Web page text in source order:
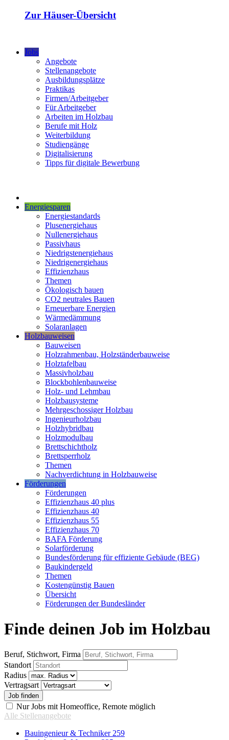
Zur Häuser-Übersicht
Jobs
Angebote
Stellenangebote
Ausbildungsplätze
Praktikas
Firmen/Arbeitgeber
Für Arbeitgeber
Arbeiten im Holzbau
Berufe mit Holz
Weiterbildung
Studiengänge
Digitalisierung
Tipps für digitale Bewerbung
Energiesparen
Energiestandards
Plusenergiehaus
Nullenergiehaus
Passivhaus
Niedrigstenergiehaus
Niedrigenergiehaus
Effizienzhaus
Themen
Ökologisch bauen
CO2 neutrales Bauen
Erneuerbare Energien
Wärmedämmung
Solaranlagen
Holzbauweisen
Bauweisen
Holzrahmenbau, Holzständerbauweise
Holztafelbau
Massivholzbau
Blockbohlenbauweise
Holz- und Lehmbau
Holzbausysteme
Mehrgeschossiger Holzbau
Ingenieurholzbau
Holzhybridbau
Holzmodulbau
Brettschichtholz
Brettsperrholz
Themen
Nachverdichtung in Holzbauweise
Förderungen
Förderungen
Effizienzhaus 40 plus
Effizienzhaus 40
Effizienzhaus 55
Effizienzhaus 70
BAFA Förderung
Solarförderung
Bundesförderung für effiziente Gebäude (BEG)
Baukindergeld
Themen
Kostengünstig Bauen
Übersicht
Förderungen der Bundesländer
Finde deinen Job im Holzbau
Beruf, Stichwort, Firma
Standort
Radius
Vertragsart
Nur Jobs mit Homeoffice, Remote möglich
Alle Stellenangebote
Bauingenieur & Techniker 259